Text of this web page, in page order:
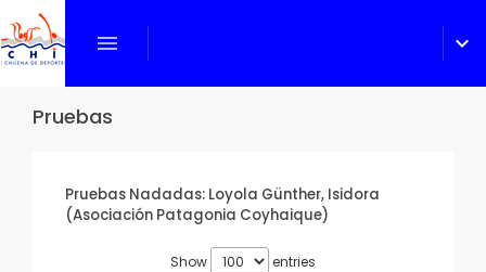
menu expand_more
Pruebas
Pruebas Nadadas: Loyola Günther, Isidora
(Asociación Patagonia Coyhaique)
Show entries